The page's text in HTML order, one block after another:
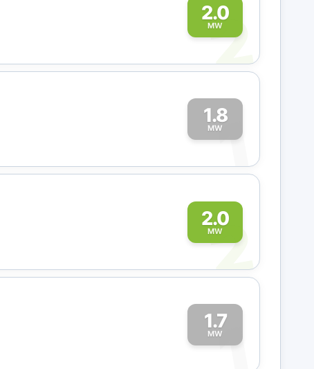
2.0
MW
2
1.8
MW
1
2.0
MW
2
1.7
MW